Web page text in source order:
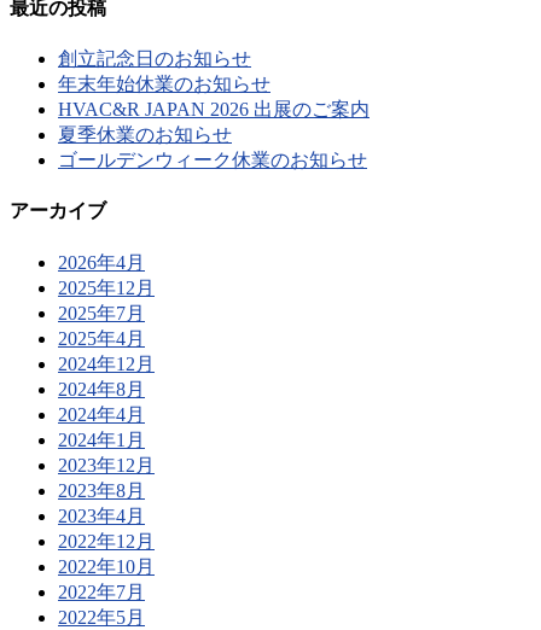
最近の投稿
創立記念日のお知らせ
年末年始休業のお知らせ
HVAC&R JAPAN 2026 出展のご案内
夏季休業のお知らせ
ゴールデンウィーク休業のお知らせ
アーカイブ
2026年4月
2025年12月
2025年7月
2025年4月
2024年12月
2024年8月
2024年4月
2024年1月
2023年12月
2023年8月
2023年4月
2022年12月
2022年10月
2022年7月
2022年5月